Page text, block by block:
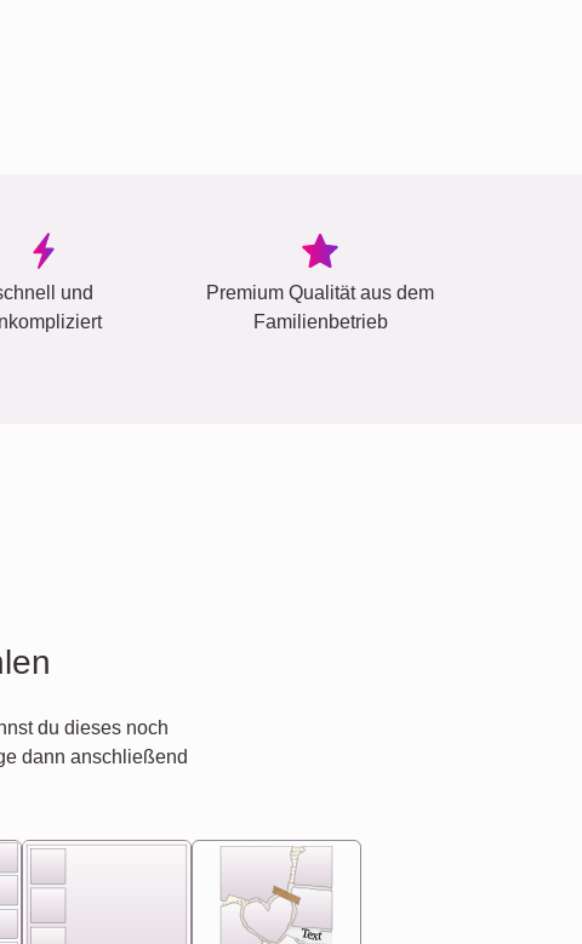
und
Premium Qualität aus dem
Familienbetrieb
du dieses noch
dann anschließend
Text